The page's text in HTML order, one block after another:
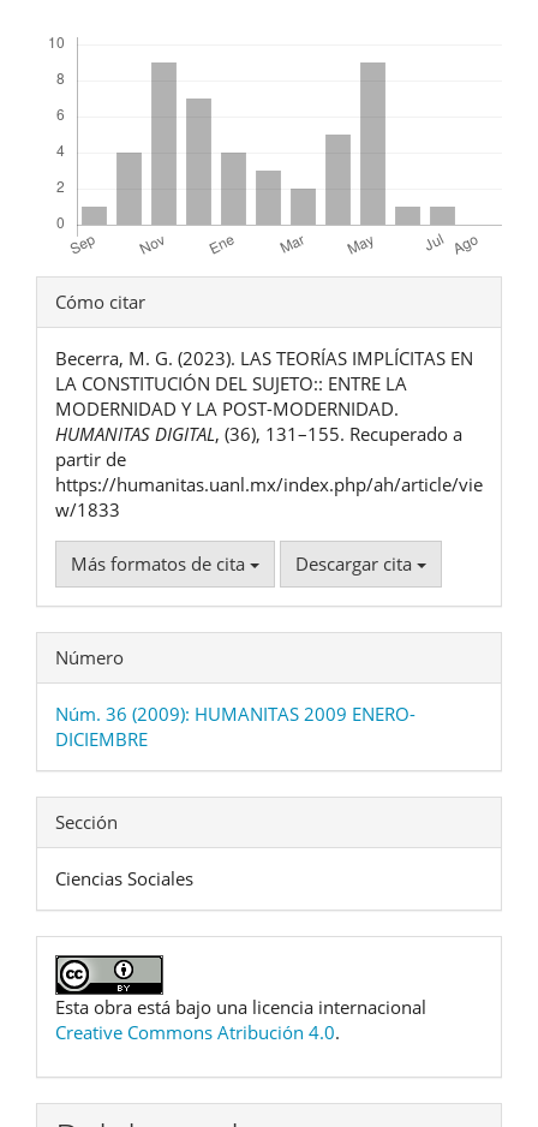
Detalles
del
artículo
Cómo citar
Becerra, M. G. (2023). LAS TEORÍAS IMPLÍCITAS EN
LA CONSTITUCIÓN DEL SUJETO:: ENTRE LA
MODERNIDAD Y LA POST-MODERNIDAD.
HUMANITAS DIGITAL, (36), 131–155. Recuperado a
partir de
https://humanitas.uanl.mx/index.php/ah/article/vie
w/1833
Más formatos de cita Descargar cita
Número
Núm. 36 (2009): HUMANITAS 2009 ENERO-
DICIEMBRE
Sección
Ciencias Sociales
Esta obra está bajo una licencia internacional
Creative Commons Atribución 4.0.